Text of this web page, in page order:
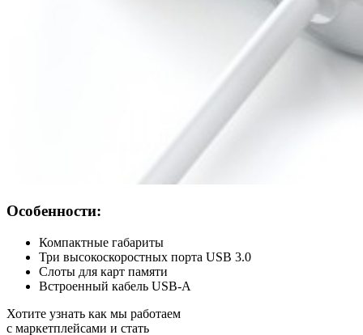
Особенности:
Компактные габариты
Три высокоскоростных порта USB 3.0
Слоты для карт памяти
Встроенный кабель USB-A
Хотите узнать как мы работаем
с маркетплейсами и стать